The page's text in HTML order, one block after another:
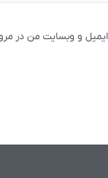
ایمیل و وبسایت من در